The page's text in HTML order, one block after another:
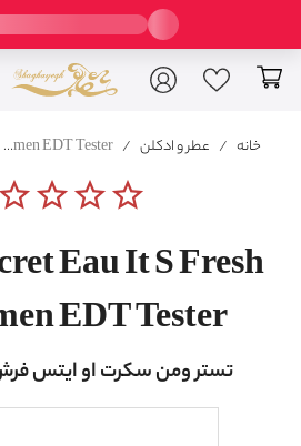
خانه / عطر و ادکلن /
Women Secret Eau It S Fresh For Women EDT Tester
star_borderstar_borderstar_borderstar_border
Eau It S Fresh
EDT Tester
تستر ومن سکرت او ایتس فرش